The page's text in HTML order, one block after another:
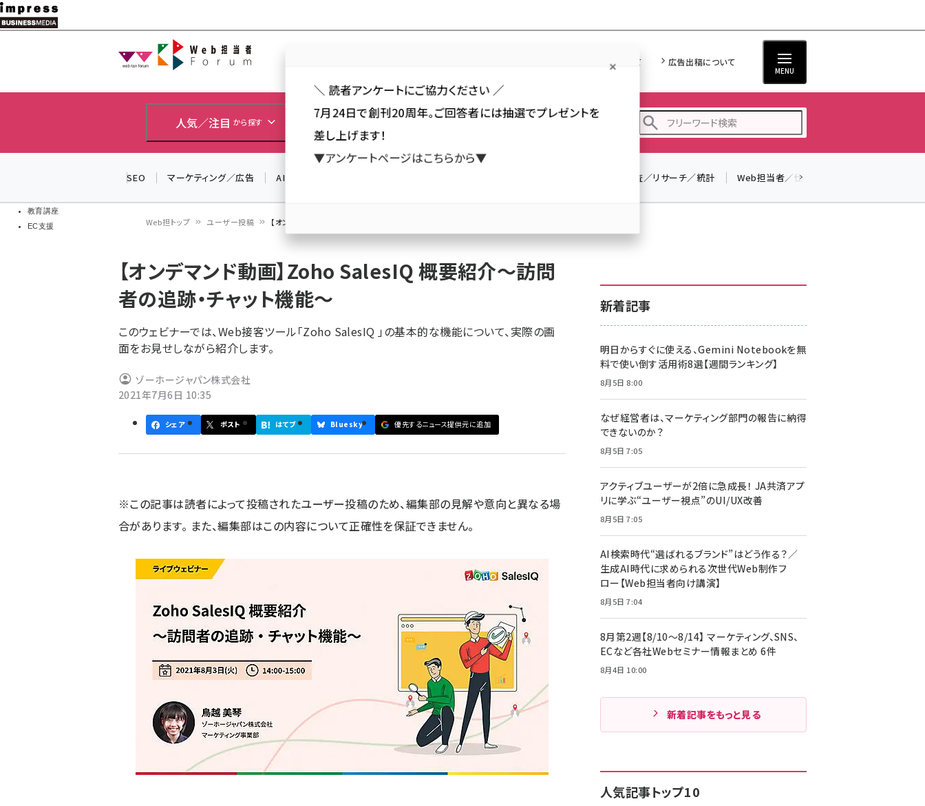
メ
イ
教育講座
EC支援
Web担当者Forum
Web担について 広告出稿について
MENU
人気／注目 から探す カテゴリ／種別 から探す セミナー／イベント から探す
z世代 (1617)
meo (1274)
SEO マーケティング／広告 AI 調査／リサーチ／統計 Web担当者／仕事
ン
く
ず
Web担トップ ユーザー投稿 【オンデマンド動画】Zoho SalesIQ 概要紹介〜訪問者の追跡・チャット機能〜
【オンデマンド動画】Zoho SalesIQ 概要紹介〜訪問
者の追跡・チャット機能〜
このウェビナーでは、Web接客ツール「Zoho SalesIQ 」の基本的な機能について、実際の画
面をお見せしながら紹介します。
ゾーホージャパン株式会社
2021年7月6日 10:35
シェア ポスト はてブ Bluesky 優先するニュース提供元に追加
※この記事は読者によって投稿されたユーザー投稿のため、編集部の見解や意向と異なる場
合があります。 また、編集部はこの内容について正確性を保証できません。
新着記事
明日からすぐに使える、Gemini Notebookを無
料で使い倒す活用術8選【週間ランキング】
8月5日 8:00
なぜ経営者は、マーケティング部門の報告に納得
できないのか？
8月5日 7:05
アクティブユーザーが2倍に急成長！ JA共済アプ
リに学ぶ“ユーザー視点”のUI/UX改善
8月5日 7:05
AI検索時代“選ばれるブランド”はどう作る？／
生成AI時代に求められる次世代Web制作フ
ロー【Web担当者向け講演】
8月5日 7:04
8月第2週【8/10～8/14】 マーケティング、SNS、
ECなど各社Webセミナー情報まとめ 6件
8月4日 10:00
新着記事をもっと見る
人気記事トップ10
＼ 読者アンケートにご協力ください ／
7月24日で創刊20周年。ご回答者には抽選でプレゼントを
差し上げます！
▼アンケートページはこちらから▼